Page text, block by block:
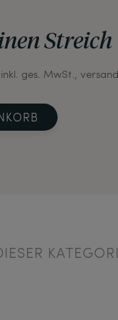
Streich
inkl. ges. MwSt.,